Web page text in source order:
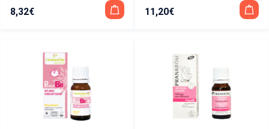
8,32€ 11,20€